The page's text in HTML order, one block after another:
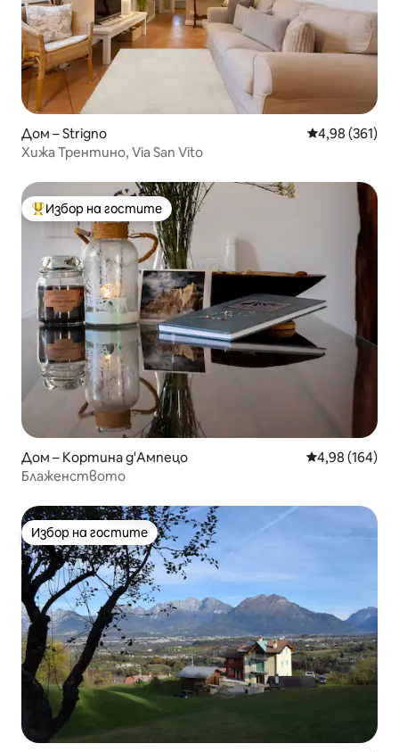
Дом – Strigno Средна
4,98 (361)
Хижа Трентино, Via San Vito
Най-популярен избор на гостите
Избор на гостите
Дом – Кортина д'Ампецо Средна
4,98 (164)
Блаженството
Избор на гостите
Избор на гостите